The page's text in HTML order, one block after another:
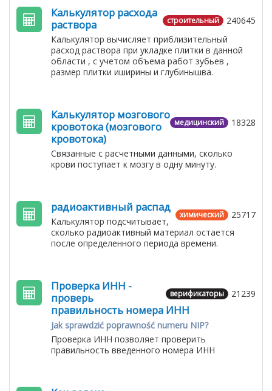
240645
строительный
Калькулятор расхода
раствора
Калькулятор вычисляет приблизительный
расход раствора при укладке плитки в данной
области , с учетом объема работ зубьев ,
размер плитки иширины и глубинышва.
18328
медицинский
Калькулятор мозгового
кровотока (мозгового
кровотока)
Связанные с расчетными данными, сколько
крови поступает к мозгу в одну минуту.
25717
химический
радиоактивный распад
Калькулятор подсчитывает,
сколько радиоактивный материал остается
после определенного периода времени.
21239
верификаторы
Проверка ИНН -
проверь
правильность номера ИНН
Jak sprawdzić poprawność numeru NIP?
Проверка ИНН позволяет проверить
правильность введенного номера ИНН